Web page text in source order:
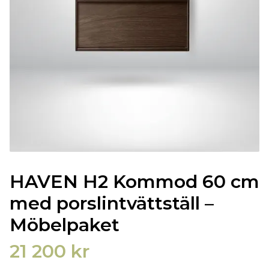
HAVEN H2 Kommod 60 cm
med porslintvättställ –
Möbelpaket
21 200 kr